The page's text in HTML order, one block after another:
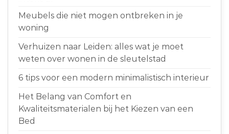
Meubels die niet mogen ontbreken in je
woning
Verhuizen naar Leiden: alles wat je moet
weten over wonen in de sleutelstad
6 tips voor een modern minimalistisch interieur
Het Belang van Comfort en
Kwaliteitsmaterialen bij het Kiezen van een
Bed